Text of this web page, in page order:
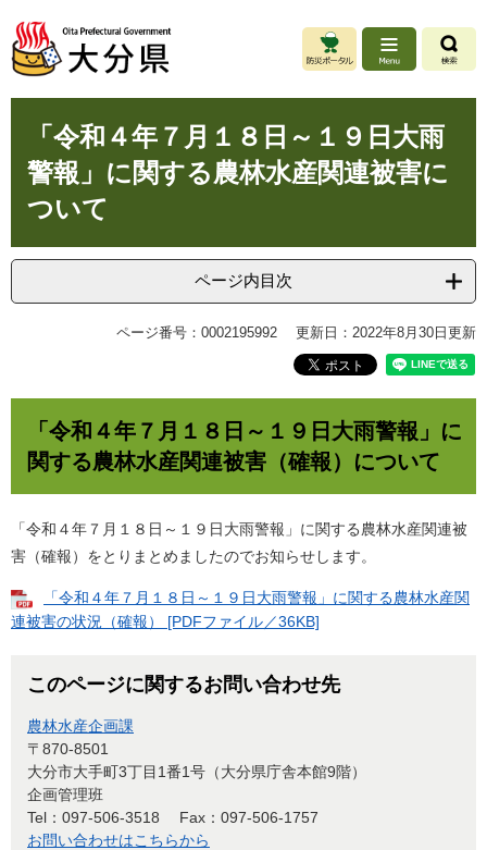
ジ
先
ュ
を
へ
「令和４年７月１８日～１９日大雨
警報」に関する農林水産関連被害に
ついて
ページ内目次
ページ番号：0002195992 更新日：2022年8月30日更新
「令和４年７月１８日～１９日大雨警報」に
関する農林水産関連被害（確報）について
「令和４年７月１８日～１９日大雨警報」に関する農林水産関連被
害（確報）をとりまとめましたのでお知らせします。
「令和４年７月１８日～１９日大雨警報」に関する農林水産関
連被害の状況（確報） [PDFファイル／36KB]
このページに関するお問い合わせ先
農林水産企画課
〒870-8501
大分市大手町3丁目1番1号（大分県庁舎本館9階）
企画管理班
Tel：097-506-3518
Fax：097-506-1757
お問い合わせはこちらから